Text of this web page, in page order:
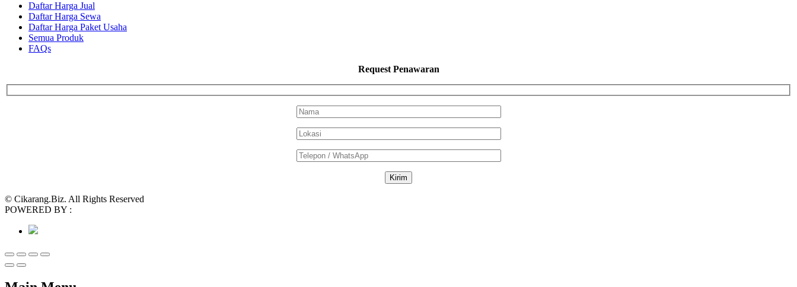
Daftar Harga Jual
Daftar Harga Sewa
Daftar Harga Paket Usaha
Semua Produk
FAQs
Request Penawaran
© Cikarang.Biz. All Rights Reserved
POWERED BY :